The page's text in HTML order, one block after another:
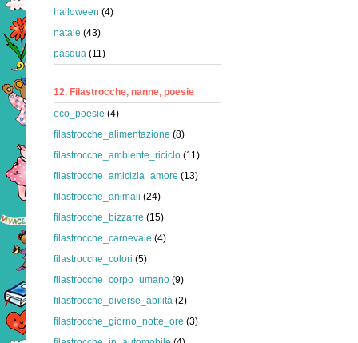
halloween (4)
natale (43)
pasqua (11)
12. Filastrocche, nanne, poesie
eco_poesie (4)
filastrocche_alimentazione (8)
filastrocche_ambiente_riciclo (11)
filastrocche_amicizia_amore (13)
filastrocche_animali (24)
filastrocche_bizzarre (15)
filastrocche_carnevale (4)
filastrocche_colori (5)
filastrocche_corpo_umano (9)
filastrocche_diverse_abilità (2)
filastrocche_giorno_notte_ore (3)